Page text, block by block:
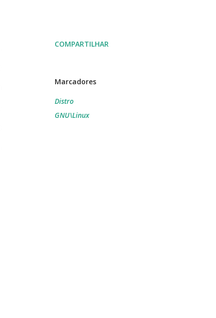
COMPARTILHAR
Marcadores
Distro
GNU\Linux